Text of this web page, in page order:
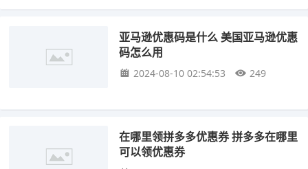
亚马逊优惠码是什么 美国亚马逊优惠
码怎么用
2024-08-10 02:54:53 249
在哪里领拼多多优惠券 拼多多在哪里
可以领优惠券